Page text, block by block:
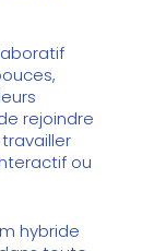
rejoindre
ou
hybride